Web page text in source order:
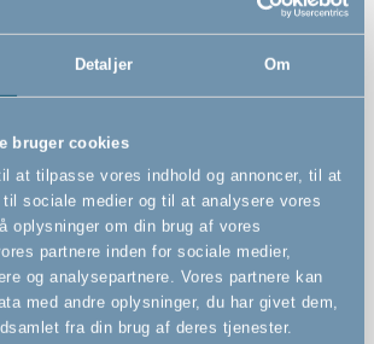
Detaljer Om
bruger cookies
at tilpasse vores indhold og annoncer, til at
sociale medier og til at analysere vores
oplysninger om din brug af vores
partnere inden for sociale medier,
og analysepartnere. Vores partnere kan
med andre oplysninger, du har givet dem,
fra din brug af deres tjenester.
uendeligt med store og små sektioner på